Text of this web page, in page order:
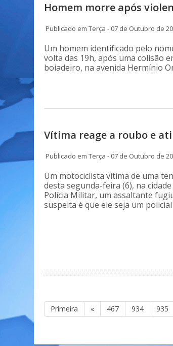
Homem morre após
Publicado em Terça - 07 de Outubro de
Um homem identificado pelo
volta das 19h, após uma colisão
boiadeiro, na avenida Hermínio
Vítima reage a roubo e
Publicado em Terça - 07 de Outubro de
Um motociclista vítima de uma
desta segunda-feira (6), na
Polícia Militar, um assaltante
suspeita é que ele seja um policial
Primeira « 467 934 935